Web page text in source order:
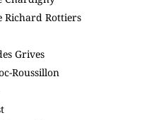
Richard Rottiers
Grives
Roussillon